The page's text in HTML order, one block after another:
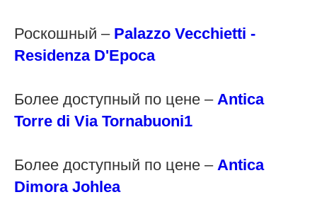
Роскошный – Palazzo Vecchietti -
Residenza D'Epoca
Более доступный по цене – Antica
Torre di Via Tornabuoni1
Более доступный по цене – Antica
Dimora Johlea